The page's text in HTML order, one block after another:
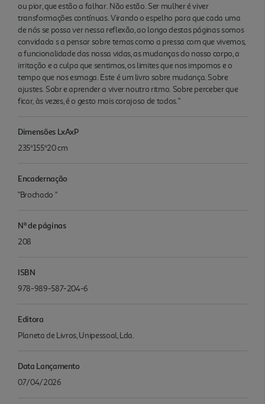
ou pior, que estão a falhar. Não estão. Ser mulher é viver
transformações contínuas. Virando o espelho para que cada uma
de nós se possa ver nessa reflexão, ao longo destas páginas somos
convidada s a pensar sobre temas como a pressa com que vivemos,
a funcionalidade das nossa vidas, as mudanças do nosso corpo, a
irritação e a culpa que sentimos, os limites que nos impomos e o
tempo que nos esmaga. Este é um livro sobre mudança. Sobre
ajustes. Sobr e aprender a viver noutro ritmo. Sobre perceber que
ficar, às vezes, é o gesto mais corajoso de todos."
Dimensões LxAxP
235*155*20 cm
Encadernação
"Brochado "
Nº de páginas
208
ISBN
978-989-587-204-6
Editora
Planeta de Livros, Unipessoal, Lda.
Data Lançamento
07/04/2026